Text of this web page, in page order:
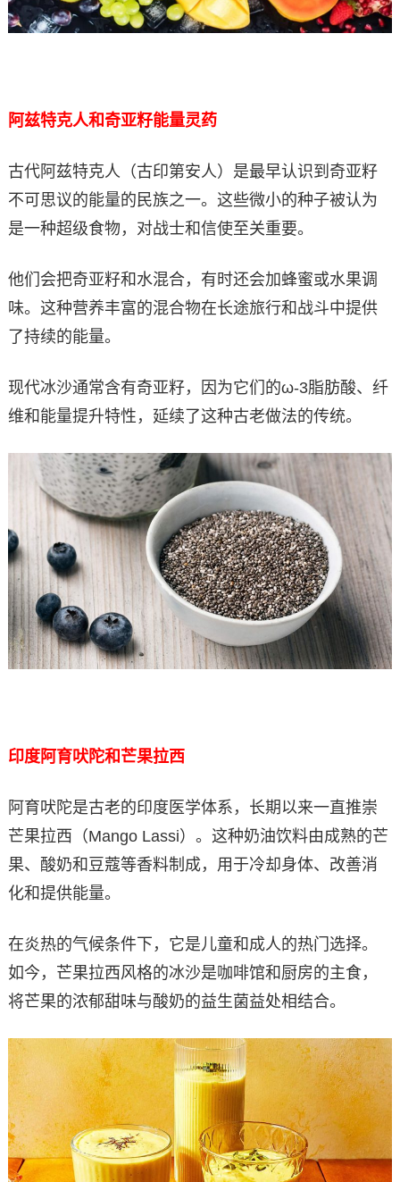
阿兹特克人和奇亚籽能量灵药
古代阿兹特克人（古印第安人）是最早认识到奇亚籽
不可思议的能量的民族之一。这些微小的种子被认为
是一种超级食物，对战士和信使至关重要。
他们会把奇亚籽和水混合，有时还会加蜂蜜或水果调
味。这种营养丰富的混合物在长途旅行和战斗中提供
了持续的能量。
现代冰沙通常含有奇亚籽，因为它们的ω-3脂肪酸、纤
维和能量提升特性，延续了这种古老做法的传统。
印度阿育吠陀和芒果拉西
阿育吠陀是古老的印度医学体系，长期以来一直推崇
芒果拉西（Mango Lassi）。这种奶油饮料由成熟的芒
果、酸奶和豆蔻等香料制成，用于冷却身体、改善消
化和提供能量。
在炎热的气候条件下，它是儿童和成人的热门选择。
如今，芒果拉西风格的冰沙是咖啡馆和厨房的主食，
将芒果的浓郁甜味与酸奶的益生菌益处相结合。